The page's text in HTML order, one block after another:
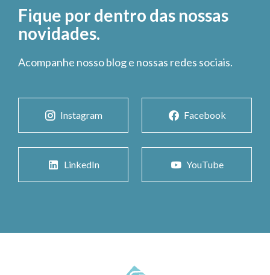
Fique por dentro das nossas
novidades.
Acompanhe nosso blog e nossas redes sociais.
Instagram Facebook
LinkedIn YouTube